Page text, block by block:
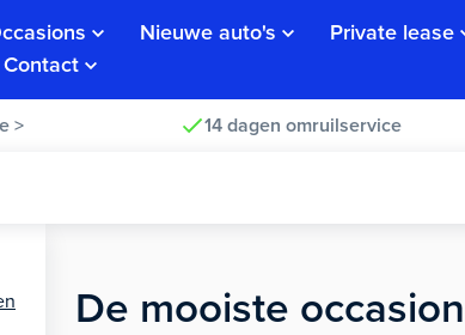
Nieuwe auto's Private lease
Contact
> 14 dagen omruilservice
De mooiste